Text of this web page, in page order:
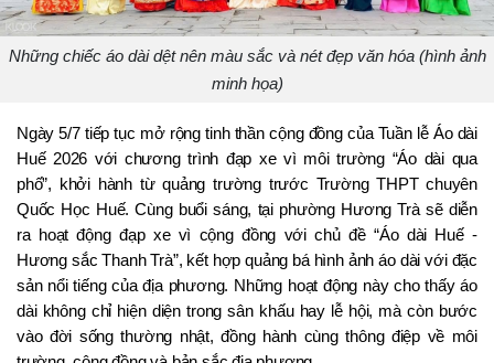
Những chiếc áo dài dệt nên màu sắc và nét đẹp văn hóa (hình ảnh
minh họa)
Ngày 5/7 tiếp tục mở rộng tinh thần cộng đồng của Tuần lễ Áo dài
Huế 2026 với chương trình đạp xe vì môi trường “Áo dài qua
phố”, khởi hành từ quảng trường trước Trường THPT chuyên
Quốc Học Huế. Cùng buổi sáng, tại phường Hương Trà sẽ diễn
ra hoạt động đạp xe vì cộng đồng với chủ đề “Áo dài Huế -
Hương sắc Thanh Trà”, kết hợp quảng bá hình ảnh áo dài với đặc
sản nổi tiếng của địa phương. Những hoạt động này cho thấy áo
dài không chỉ hiện diện trong sân khấu hay lễ hội, mà còn bước
vào đời sống thường nhật, đồng hành cùng thông điệp về môi